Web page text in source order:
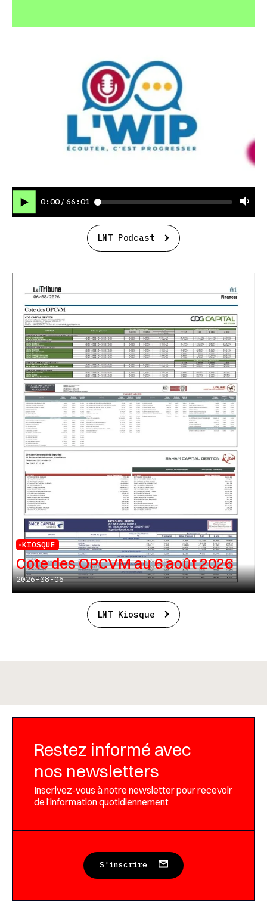
0:00 / 66:01
LNT Podcast
KIOSQUE
Cote des OPCVM au 6 août 2026
2026-08-06
LNT Kiosque
Restez informé avec
nos newsletters
Inscrivez-vous à notre newsletter pour recevoir
de l’information quotidiennement
S'inscrire